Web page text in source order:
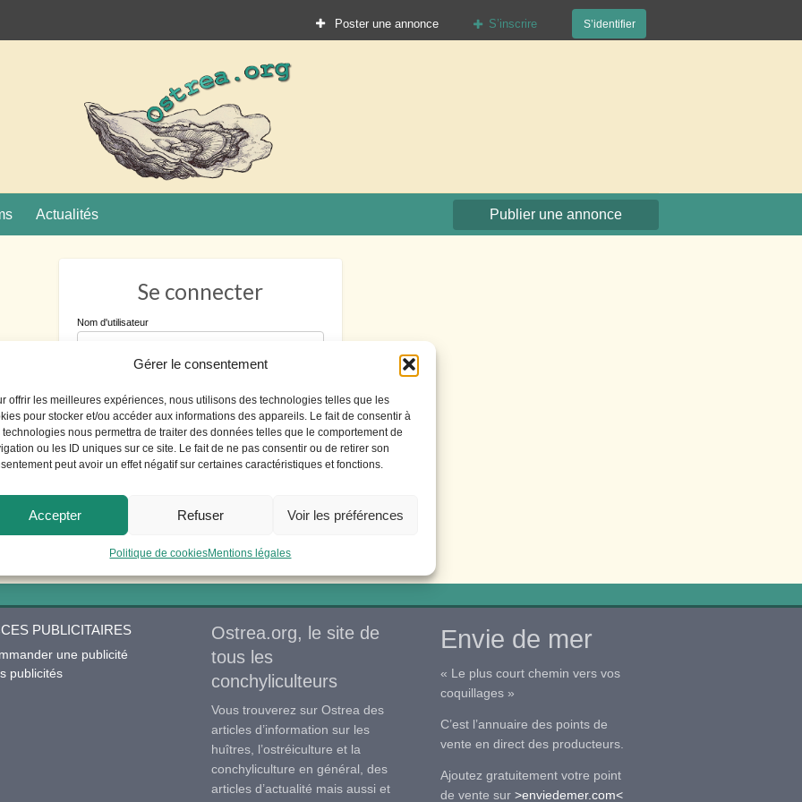
Gérer le consentement
offrir les meilleures expériences, nous utilisons des technologies telles que les
pour stocker et/ou accéder aux informations des appareils. Le fait de consentir à
technologies nous permettra de traiter des données telles que le comportement de
ou les ID uniques sur ce site. Le fait de ne pas consentir ou de retirer son
peut avoir un effet négatif sur certaines caractéristiques et fonctions.
Accepter Refuser Voir les préférences
Politique de cookiesMentions légales
Poster une annonce S’inscrire S’identifier
Actualités Publier une annonce
Se connecter
Nom d'utilisateur
Se souvenir de moi
Mot de passe perdu ?
PUBLICITAIRES
une publicité
publicités
Ostrea.org, le site de
tous les
conchyliculteurs
Vous trouverez sur Ostrea des
articles d’information sur les
huîtres, l’ostréiculture et la
conchyliculture en général, des
articles d’actualité mais aussi et
Envie de mer
« Le plus court chemin vers vos
coquillages »
C’est l’annuaire des points de
vente en direct des producteurs.
Ajoutez gratuitement votre point
de vente sur>enviedemer.com<